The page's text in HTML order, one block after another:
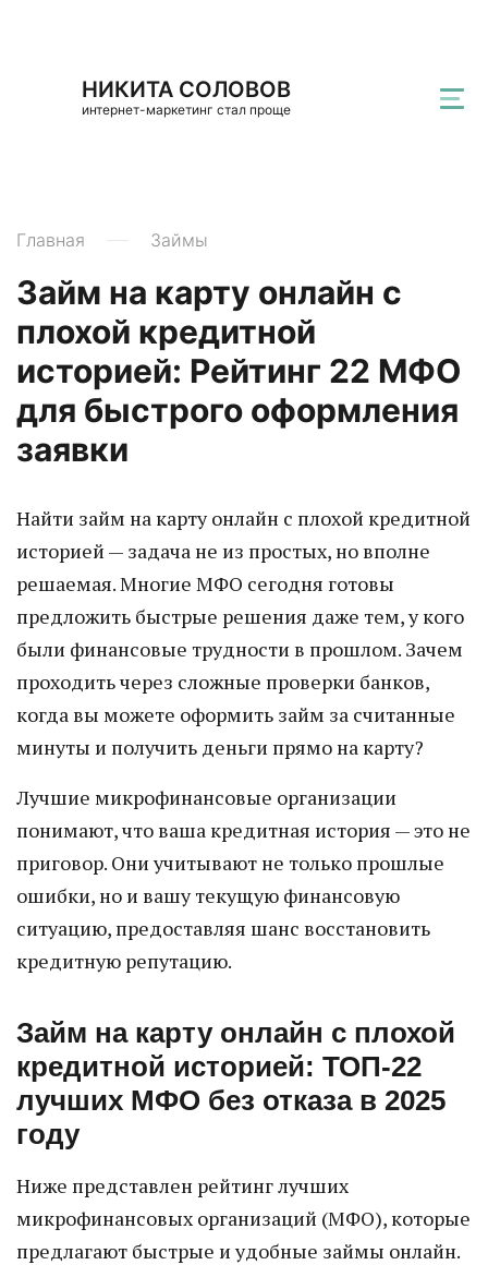
НИКИТА СОЛОВОВ
интернет-маркетинг стал проще
Главная Займы
Займ на карту онлайн с
плохой кредитной
историей: Рейтинг 22 МФО
для быстрого оформления
заявки
Найти займ на карту онлайн с плохой кредитной
историей — задача не из простых, но вполне
решаемая. Многие МФО сегодня готовы
предложить быстрые решения даже тем, у кого
были финансовые трудности в прошлом. Зачем
проходить через сложные проверки банков,
когда вы можете оформить займ за считанные
минуты и получить деньги прямо на карту?
Лучшие микрофинансовые организации
понимают, что ваша кредитная история — это не
приговор. Они учитывают не только прошлые
ошибки, но и вашу текущую финансовую
ситуацию, предоставляя шанс восстановить
кредитную репутацию.
Займ на карту онлайн с плохой
кредитной историей: ТОП-22
лучших МФО без отказа в 2025
году
Ниже представлен рейтинг лучших
микрофинансовых организаций (МФО), которые
предлагают быстрые и удобные займы онлайн.